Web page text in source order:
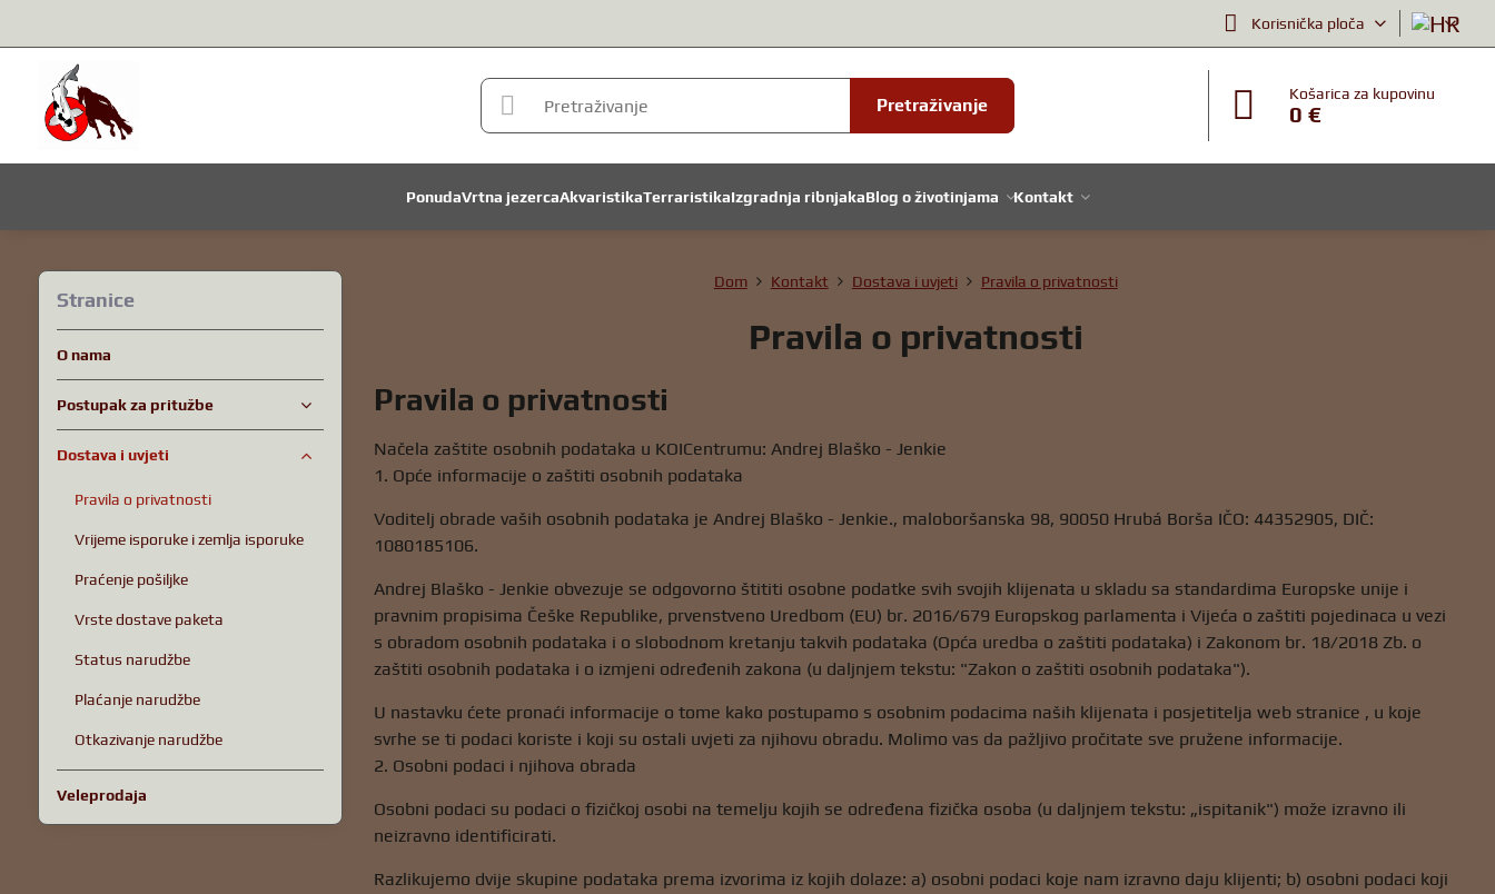
Korisnička ploča
Pretraživanje
Košarica za kupovinu
0 €
PonudaVrtna jezercaAkvaristikaTerraristikaIzgradnja ribnjakaBlog o životinjama Kontakt
Dom Kontakt Dostava i uvjeti Pravila o privatnosti
Pravila o privatnosti
Pravila o privatnosti
Načela zaštite osobnih podataka u KOICentrumu: Andrej Blaško - Jenkie
1. Opće informacije o zaštiti osobnih podataka
Voditelj obrade vaših osobnih podataka je Andrej Blaško - Jenkie., maloboršanska 98, 90050 Hrubá Borša IČO: 44352905, DIČ:
1080185106.
Andrej Blaško - Jenkie obvezuje se odgovorno štititi osobne podatke svih svojih klijenata u skladu sa standardima Europske unije i
pravnim propisima Češke Republike, prvenstveno Uredbom (EU) br. 2016/679 Europskog parlamenta i Vijeća o zaštiti pojedinaca u vezi
s obradom osobnih podataka i o slobodnom kretanju takvih podataka (Opća uredba o zaštiti podataka) i Zakonom br. 18/2018 Zb. o
zaštiti osobnih podataka i o izmjeni određenih zakona (u daljnjem tekstu: "Zakon o zaštiti osobnih podataka").
U nastavku ćete pronaći informacije o tome kako postupamo s osobnim podacima naših klijenata i posjetitelja web stranice , u koje
svrhe se ti podaci koriste i koji su ostali uvjeti za njihovu obradu. Molimo vas da pažljivo pročitate sve pružene informacije.
2. Osobni podaci i njihova obrada
Osobni podaci su podaci o fizičkoj osobi na temelju kojih se određena fizička osoba (u daljnjem tekstu: „ispitanik") može izravno ili
neizravno identificirati.
Razlikujemo dvije skupine podataka prema izvorima iz kojih dolaze: a) osobni podaci koje nam izravno daju klijenti; b) osobni podaci koji
Stranice
O nama
Postupak za pritužbe
Dostava i uvjeti
Pravila o privatnosti
Vrijeme isporuke i zemlja isporuke
Praćenje pošiljke
Vrste dostave paketa
Status narudžbe
Plaćanje narudžbe
Otkazivanje narudžbe
Veleprodaja